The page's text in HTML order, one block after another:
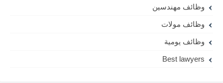
وظائف مهندسين
وظائف مولات
وظائف يومية
Best lawyers